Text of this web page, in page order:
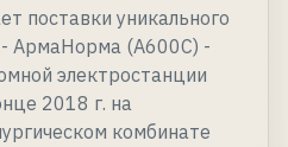
поставки уникального
- АрмаНорма (А600С) -
электростанции
2018 г. на
комбинате